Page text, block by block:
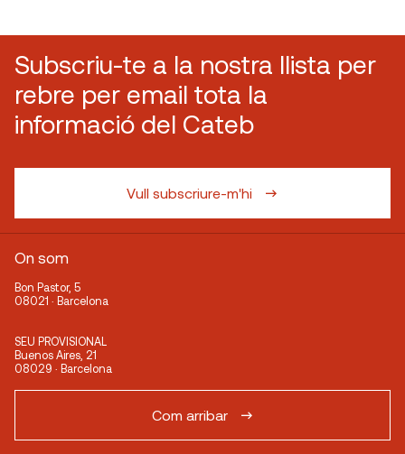
Subscriu-te a la nostra llista per
rebre per email tota la
informació del Cateb
Vull subscriure-m'hi
On som
Bon Pastor, 5
08021 · Barcelona
SEU PROVISIONAL
Buenos Aires, 21
08029 · Barcelona
Com arribar